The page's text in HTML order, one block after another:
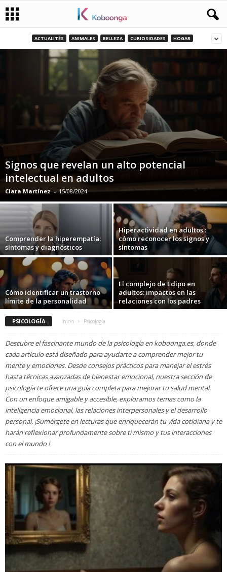
ACTUALITÉS ANIMALES BELLEZA CURIOSIDADES HOGAR
Signos que revelan un alto potencial
intelectual en adultos
Clara Martínez - 15/08/2024
Comprender la hiperempatía:
síntomas y diagnósticos
Hiperactividad en adultos :
cómo reconocer los signos y
síntomas
Cómo identificar un trastorno
límite de la personalidad
El complejo de Edipo en
adultos: impactos en las
relaciones con los padres
PSICOLOGÍA Inicio Psicología
Descubre el fascinante mundo de la psicología en koboonga.es, donde
cada artículo está diseñado para ayudarte a comprender mejor tu
mente y emociones. Desde consejos prácticos para manejar el estrés
hasta técnicas avanzadas de bienestar emocional, nuestra sección de
psicología te ofrece una guía completa para mejorar tu salud mental.
Con un enfoque amigable y accesible, exploramos temas como la
inteligencia emocional, las relaciones interpersonales y el desarrollo
personal. ¡Sumérgete en lecturas que enriquecerán tu vida cotidiana y te
harán reflexionar profundamente sobre ti mismo y tus interacciones
con el mundo !